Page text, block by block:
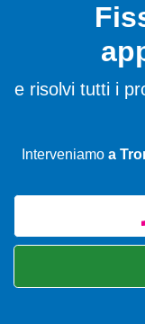
e risolvi tutti i
Interveniamo a